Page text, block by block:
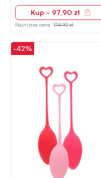
Kup - 97,90 zł
Najniższa cena: 174,90 zł
-42%